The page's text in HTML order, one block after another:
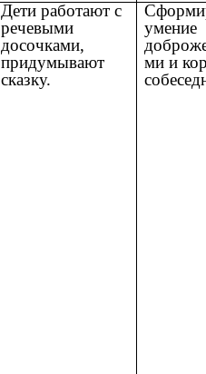
Дети работают с
речевыми
досочками,
придумывают
сказку.
умение
ми и